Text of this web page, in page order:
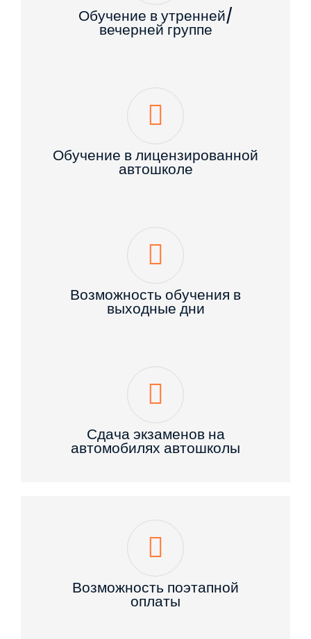
Обучение в утренней/
вечерней группе
Обучение в лицензированной
автошколе
Возможность обучения в
выходные дни
Сдача экзаменов на
автомобилях автошколы
Возможность поэтапной
оплаты